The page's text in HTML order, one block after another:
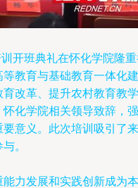
开班典礼在怀化学院隆
教育与基础教育一体化建
改革、提升农村教育教学
化学院相关领导致辞，强
意义。此次培训吸引了来
。
力发展和实践创新成为本